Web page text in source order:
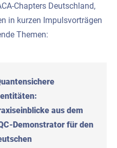
Chapters Deutschland,
in kurzen Impulsvorträgen
Themen:
aus dem
Demonstrator für den